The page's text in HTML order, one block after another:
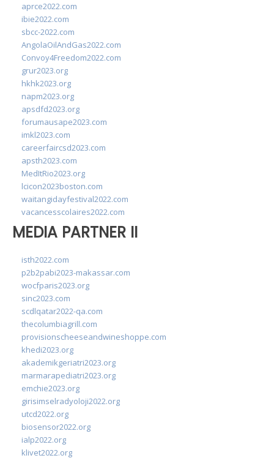
aprce2022.com
ibie2022.com
sbcc-2022.com
AngolaOilAndGas2022.com
Convoy4Freedom2022.com
grur2023.org
hkhk2023.org
napm2023.org
apsdfd2023.org
forumausape2023.com
imkl2023.com
careerfaircsd2023.com
apsth2023.com
MedItRio2023.org
lcicon2023boston.com
waitangidayfestival2022.com
vacancesscolaires2022.com
MEDIA PARTNER II
isth2022.com
p2b2pabi2023-makassar.com
wocfparis2023.org
sinc2023.com
scdlqatar2022-qa.com
thecolumbiagrill.com
provisionscheeseandwineshoppe.com
khedi2023.org
akademikgeriatri2023.org
marmarapediatri2023.org
emchie2023.org
girisimselradyoloji2022.org
utcd2022.org
biosensor2022.org
ialp2022.org
klivet2022.org